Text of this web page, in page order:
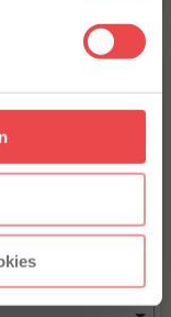
Tierno
op reeds